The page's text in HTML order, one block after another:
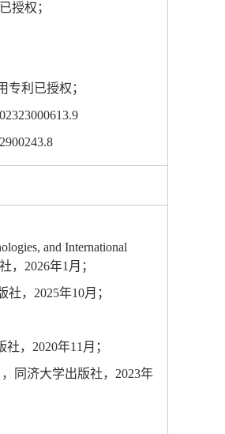
授权；
专利已授权；
and International
， 2026年1 月；
， 2025年10月；
， 2020年11 月；
同济大学出版社， 2023年